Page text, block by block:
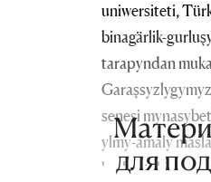
uniwersiteti,
binagärlik-
tarapyndan
senesi
ylmy-amaly
barlag tebigy
для